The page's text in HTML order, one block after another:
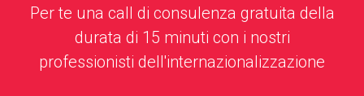
Per te una call di consulenza gratuita della
durata di 15 minuti con i nostri
professionisti dell'internazionalizzazione